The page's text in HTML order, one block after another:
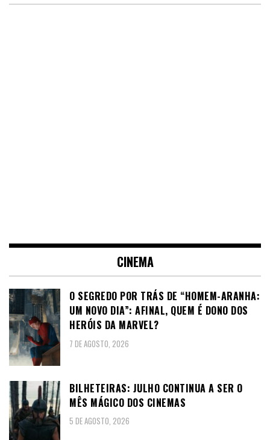
CINEMA
O SEGREDO POR TRÁS DE “HOMEM-ARANHA:
UM NOVO DIA”: AFINAL, QUEM É DONO DOS
HERÓIS DA MARVEL?
7 DE AGOSTO, 2026
BILHETEIRAS: JULHO CONTINUA A SER O
MÊS MÁGICO DOS CINEMAS
5 DE AGOSTO, 2026